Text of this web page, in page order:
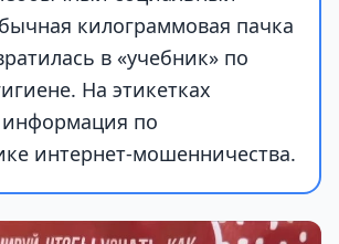
килограммовая пачка
в «учебник» по
На этикетках
по
интернет-мошенничества.